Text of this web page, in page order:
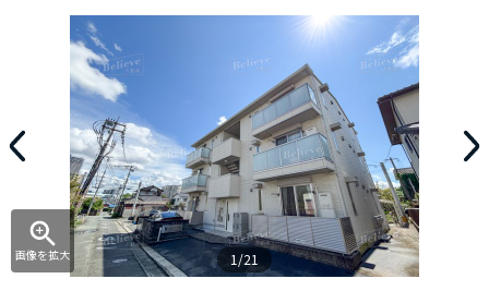
画像を拡大 1/21